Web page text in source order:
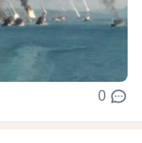
0